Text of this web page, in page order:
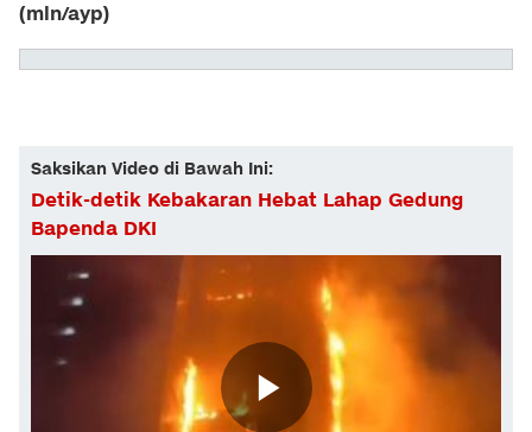
(mln/ayp)
Saksikan Video di Bawah Ini:
Detik-detik Kebakaran Hebat Lahap Gedung
Bapenda DKI